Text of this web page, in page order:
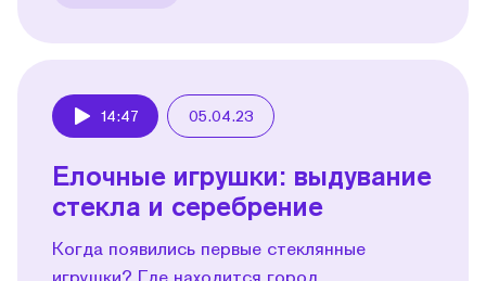
14:47 05.04.23
Елочные игрушки: выдувание
стекла и серебрение
Когда появились первые стеклянные
игрушки? Где находится город